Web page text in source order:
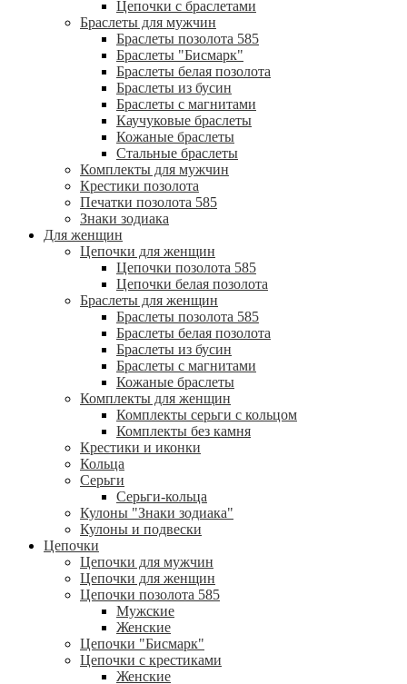
Цепочки с браслетами
Браслеты для мужчин
Браслеты позолота 585
Браслеты "Бисмарк"
Браслеты белая позолота
Браслеты из бусин
Браслеты с магнитами
Каучуковые браслеты
Кожаные браслеты
Стальные браслеты
Комплекты для мужчин
Крестики позолота
Печатки позолота 585
Знаки зодиака
Для женщин
Цепочки для женщин
Цепочки позолота 585
Цепочки белая позолота
Браслеты для женщин
Браслеты позолота 585
Браслеты белая позолота
Браслеты из бусин
Браслеты с магнитами
Кожаные браслеты
Комплекты для женщин
Комплекты серьги с кольцом
Комплекты без камня
Крестики и иконки
Кольца
Серьги
Серьги-кольца
Кулоны "Знаки зодиака"
Кулоны и подвески
Цепочки
Цепочки для мужчин
Цепочки для женщин
Цепочки позолота 585
Мужские
Женские
Цепочки "Бисмарк"
Цепочки с крестиками
Женские